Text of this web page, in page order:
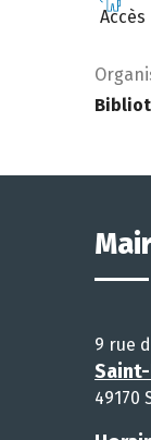
Accès
9 rue
49170